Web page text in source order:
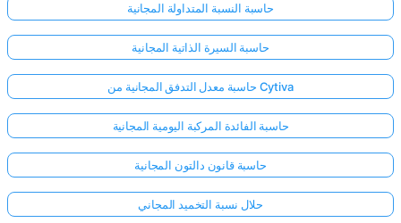
حاسبة النسبة المتداولة المجانية
حاسبة السيرة الذاتية المجانية
حاسبة معدل التدفق المجانية من Cytiva
حاسبة الفائدة المركبة اليومية المجانية
حاسبة قانون دالتون المجانية
حلال نسبة التخميد المجاني